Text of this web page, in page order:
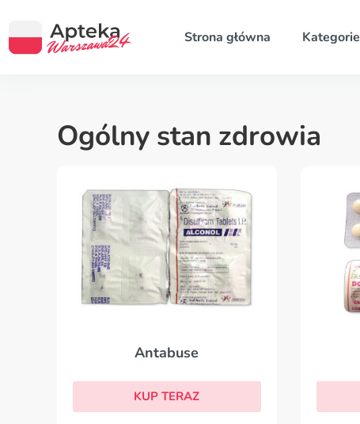
Strona główna Kategorie
Ogólny stan zdrowia
Antabuse
KUP TERAZ